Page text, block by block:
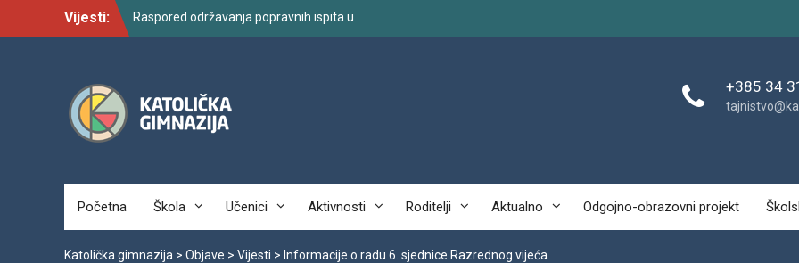
Vijesti:
Raspored održavanja popravnih ispita u
školskoj godini 2025./2026.
godinu 2025./2026.
Svečanom dodjelom maturalnih
svjedodžbi ispraćena generacija
PODJELA MATURALNIH SVJEDODŽBI
Popis udžbenika za školsku godinu
+385 34
Početna Škola Učenici Aktivnosti Roditelji Aktualno Odgojno-obrazovni projekt
Katolička gimnazija > Objave > Vijesti > Informacije o radu 6. sjednice Razrednog vijeća